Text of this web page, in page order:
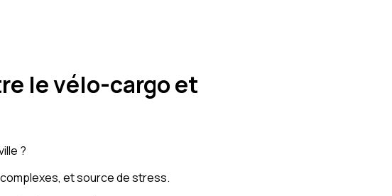
le vélo-cargo et
?
et source de stress.